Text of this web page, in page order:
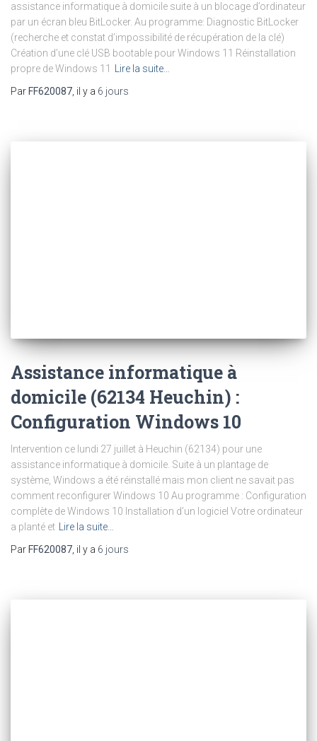
assistance informatique à domicile suite à un blocage d’ordinateur
par un écran bleu BitLocker. Au programme: Diagnostic BitLocker
(recherche et constat d’impossibilité de récupération de la clé)
Création d’une clé USB bootable pour Windows 11 Réinstallation
propre de Windows 11
Lire la suite…
Par FF620087 , il y a 6 jours
Assistance informatique à
domicile (62134 Heuchin) :
Configuration Windows 10
Intervention ce lundi 27 juillet à Heuchin (62134) pour une
assistance informatique à domicile. Suite à un plantage de
système, Windows a été réinstallé mais mon client ne savait pas
comment reconfigurer Windows 10 Au programme : Configuration
complète de Windows 10 Installation d’un logiciel Votre ordinateur
a planté et
Lire la suite…
Par FF620087 , il y a 6 jours